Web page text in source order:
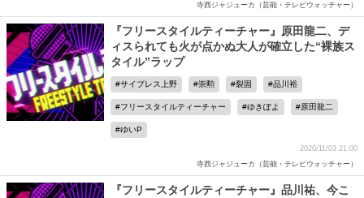
寺西ジャジューカ（芸能・テレビウォッチャー）
『フリースタイルティーチャー』原田龍二、デ
ィスられても火が点かぬ大人が確立した“裸族ス
タイル”ラップ
サイプレス上野 崇勲 裂固 品川裕
フリースタイルティーチャー ゆきぽよ 原田龍二
ゆいP
2020/11/03 21:00
寺西ジャジューカ（芸能・テレビウォッチャー）
『フリースタイルティーチャー』品川祐、今こ